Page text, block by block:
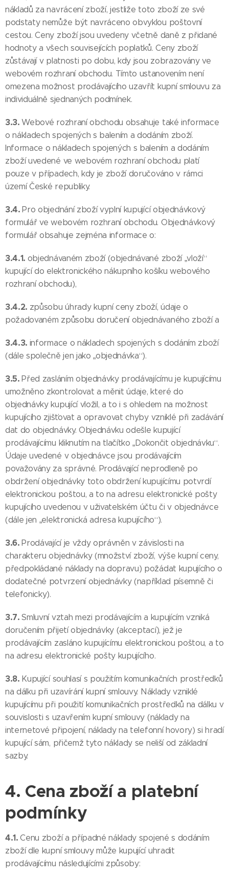
nákladů za navrácení zboží, jestliže toto zboží ze své
podstaty nemůže být navráceno obvyklou poštovní
cestou. Ceny zboží jsou uvedeny včetně daně z přidané
hodnoty a všech souvisejících poplatků. Ceny zboží
zůstávají v platnosti po dobu, kdy jsou zobrazovány ve
webovém rozhraní obchodu. Tímto ustanovením není
omezena možnost prodávajícího uzavřít kupní smlouvu za
individuálně sjednaných podmínek.
3.3.Webové rozhraní obchodu obsahuje také informace
o nákladech spojených s balením a dodáním zboží.
Informace o nákladech spojených s balením a dodáním
zboží uvedené ve webovém rozhraní obchodu platí
pouze v případech, kdy je zboží doručováno v rámci
území České republiky.
3.4.Pro objednání zboží vyplní kupující objednávkový
formulář ve webovém rozhraní obchodu. Objednávkový
formulář obsahuje zejména informace o:
3.4.1. objednávaném zboží (objednávané zboží „vloží“
kupující do elektronického nákupního košíku webového
rozhraní obchodu),
3.4.2. způsobu úhrady kupní ceny zboží, údaje o
požadovaném způsobu doručení objednávaného zboží a
3.4.3. informace o nákladech spojených s dodáním zboží
(dále společně jen jako „objednávka“).
3.5.Před zasláním objednávky prodávajícímu je kupujícímu
umožněno zkontrolovat a měnit údaje, které do
objednávky kupující vložil, a to i s ohledem na možnost
kupujícího zjišťovat a opravovat chyby vzniklé při zadávání
dat do objednávky. Objednávku odešle kupující
prodávajícímu kliknutím na tlačítko „Dokončit objednávku“.
Údaje uvedené v objednávce jsou prodávajícím
považovány za správné. Prodávající neprodleně po
obdržení objednávky toto obdržení kupujícímu potvrdí
elektronickou poštou, a to na adresu elektronické pošty
kupujícího uvedenou v uživatelském účtu či v objednávce
(dále jen „elektronická adresa kupujícího“).
3.6.Prodávající je vždy oprávněn v závislosti na
charakteru objednávky (množství zboží, výše kupní ceny,
předpokládané náklady na dopravu) požádat kupujícího o
dodatečné potvrzení objednávky (například písemně či
telefonicky).
3.7.Smluvní vztah mezi prodávajícím a kupujícím vzniká
doručením přijetí objednávky (akceptací), jež je
prodávajícím zasláno kupujícímu elektronickou poštou, a to
na adresu elektronické pošty kupujícího.
3.8. Kupující souhlasí s použitím komunikačních prostředků
na dálku při uzavírání kupní smlouvy. Náklady vzniklé
kupujícímu při použití komunikačních prostředků na dálku v
souvislosti s uzavřením kupní smlouvy (náklady na
internetové připojení, náklady na telefonní hovory) si hradí
kupující sám, přičemž tyto náklady se neliší od základní
sazby.
4. Cena zboží a platební
podmínky
4.1.Cenu zboží a případné náklady spojené s dodáním
zboží dle kupní smlouvy může kupující uhradit
prodávajícímu následujícími způsoby: